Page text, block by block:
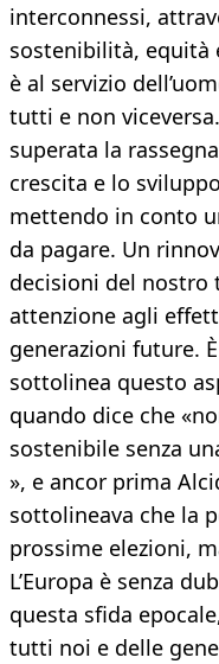
interconnessi,
sostenibilità, equità
è al servizio
tutti e non
superata la
crescita e lo
mettendo in conto
da pagare. Un
decisioni del nostro
attenzione agli
generazioni future.
sottolinea questo
quando dice che
sostenibile senza
», e ancor prima
sottolineava che la
prossime elezioni,
L’Europa è senza
questa sfida
tutti noi e delle